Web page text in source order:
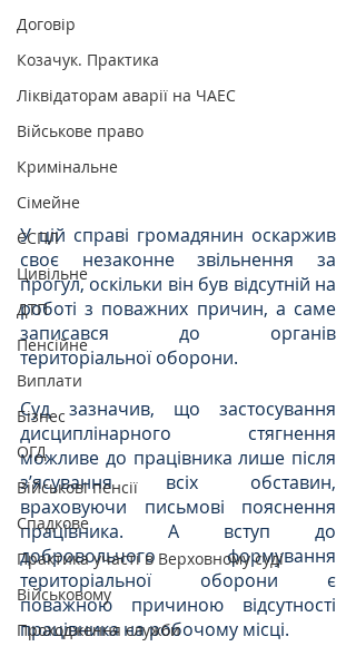
Договір
Козачук. Практика
Ліквідаторам аварії на ЧАЕС
Військове право
Кримінальне
Сімейне
ЄСПЛ
Цивільне
ДТП
Пенсійне
Виплати
Бізнес
ОГД
Військові пенсії
Спадкове
Практика участі в Верховному суді
Військовому
Проходження служби
У цій справі громадянин оскаржив
своє незаконне звільнення за
прогул, оскільки він був відсутній на
роботі з поважних причин, а саме
записався до органів
територіальної оборони.
Суд зазначив, що застосування
дисциплінарного стягнення
можливе до працівника лише після
з’ясування всіх обставин,
враховуючи письмові пояснення
працівника. А вступ до
добровольчого формування
територіальної оборони є
поважною причиною відсутності
працівника на робочому місці.